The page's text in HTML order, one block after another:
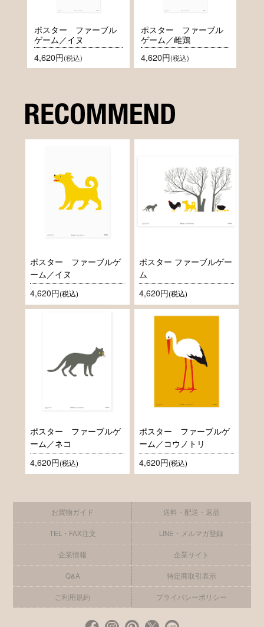
ポスター ファーブル
ゲーム／イヌ
4,620円(税込)
ポスター ファーブル
ゲーム／雌鶏
4,620円(税込)
ポスター ファーブルゲ
ーム／イヌ
4,620円(税込)
ポスター ファーブルゲー
ム
4,620円(税込)
ポスター ファーブルゲ
ーム／ネコ
4,620円(税込)
ポスター ファーブルゲ
ーム／コウノトリ
4,620円(税込)
お買物ガイド 送料・配送・返品
TEL・FAX注文 LINE・メルマガ登録
企業情報 企業サイト
Q&A 特定商取引表示
ご利用規約 プライバシーポリシー